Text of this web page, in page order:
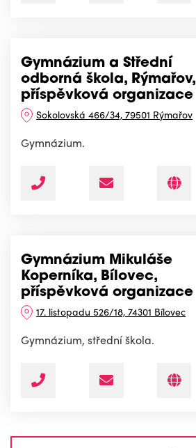
Gymnázium a Střední
odborná škola, Rýmařov,
příspěvková organizace
Sokolovská 466/34, 79501 Rýmařov
Gymnázium.
Gymnázium Mikuláše
Koperníka, Bílovec,
příspěvková organizace
17. listopadu 526/18, 74301 Bílovec
Gymnázium, střední škola.